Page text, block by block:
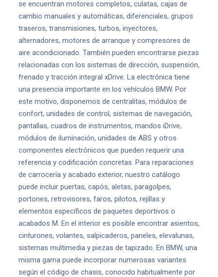
se encuentran motores completos, culatas, cajas de
cambio manuales y automáticas, diferenciales, grupos
traseros, transmisiones, turbos, inyectores,
alternadores, motores de arranque y compresores de
aire acondicionado. También pueden encontrarse piezas
relacionadas con los sistemas de dirección, suspensión,
frenado y tracción integral xDrive. La electrónica tiene
una presencia importante en los vehículos BMW. Por
este motivo, disponemos de centralitas, módulos de
confort, unidades de control, sistemas de navegación,
pantallas, cuadros de instrumentos, mandos iDrive,
módulos de iluminación, unidades de ABS y otros
componentes electrónicos que pueden requerir una
referencia y codificación concretas. Para reparaciones
de carrocería y acabado exterior, nuestro catálogo
puede incluir puertas, capós, aletas, paragolpes,
portones, retrovisores, faros, pilotos, rejillas y
elementos específicos de paquetes deportivos o
acabados M. En el interior es posible encontrar asientos,
cinturones, volantes, salpicaderos, paneles, elevalunas,
sistemas multimedia y piezas de tapizado. En BMW, una
misma gama puede incorporar numerosas variantes
según el código de chasis, conocido habitualmente por